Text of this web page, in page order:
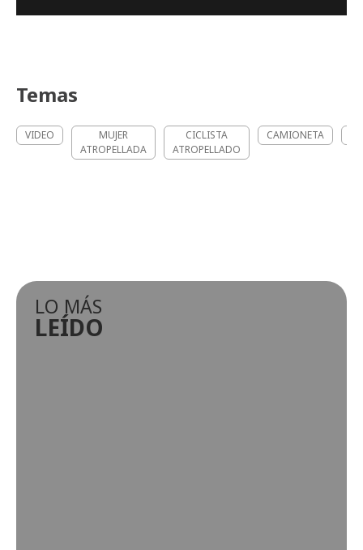
Temas
VIDEO
MUJER
ATROPELLADA
CICLISTA
ATROPELLADO
CAMIONETA
LO MÁS
LEÍDO